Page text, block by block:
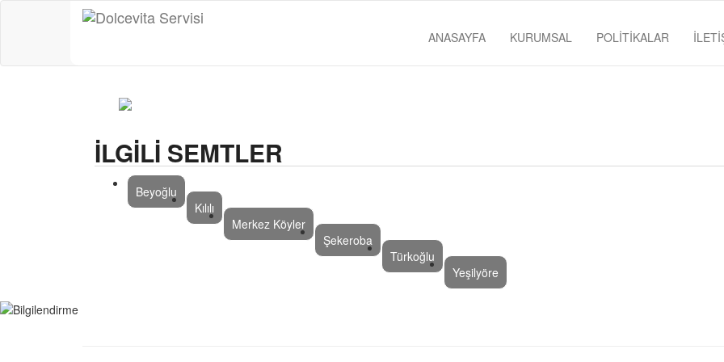
ANASAYFA KURUMSAL POLİTİKALAR
İLGİLİ SEMTLER
Beyoğlu
Kılılı
Merkez Köyler
Şekeroba
Türkoğlu
Yeşilyöre